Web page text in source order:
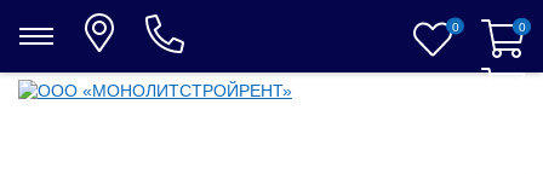
0 0
0